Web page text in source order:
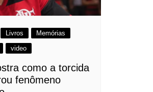
Livros
Memórias
video
como a torcida
fenômeno